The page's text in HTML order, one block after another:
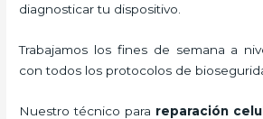
diagnosticar tu dispositivo.
Trabajamos los fines de semana a
con todos los protocolos de
Nuestro técnico para reparación